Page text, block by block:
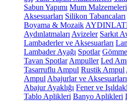
Sabun Yapımı Mum Malzemeleri
Aksesuarları Silikon Tabancaları
Boyama & Mozaik
Aydınlatmaları Avizeler Sarkıt
Lambaderler ve Aksesuarları
Lambader Ayağı Spotlar
Tavan Spotlar Ampuller Led
Tasarruflu Ampul Rustik Ampul
Ampul Abajurlar ve Aksesuarları
Abajur Ayaklığı Fener ve
Tablo Aplikleri Banyo Aplikleri